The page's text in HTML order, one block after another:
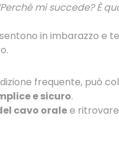
mi succede? È
in imbarazzo e
frequente, può
e sicuro.
cavo oralee ritrovare